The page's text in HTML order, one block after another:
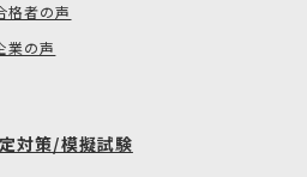
格者の声
業の声
対策/模擬試験